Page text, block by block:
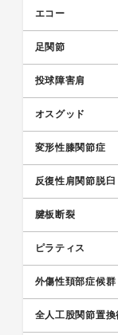
エコー
足関節
投球障害肩
オスグッド
変形性膝関節症
反復性肩関節脱臼
腱板断裂
ピラティス
外傷性頚部症候群
全人工股関節置換